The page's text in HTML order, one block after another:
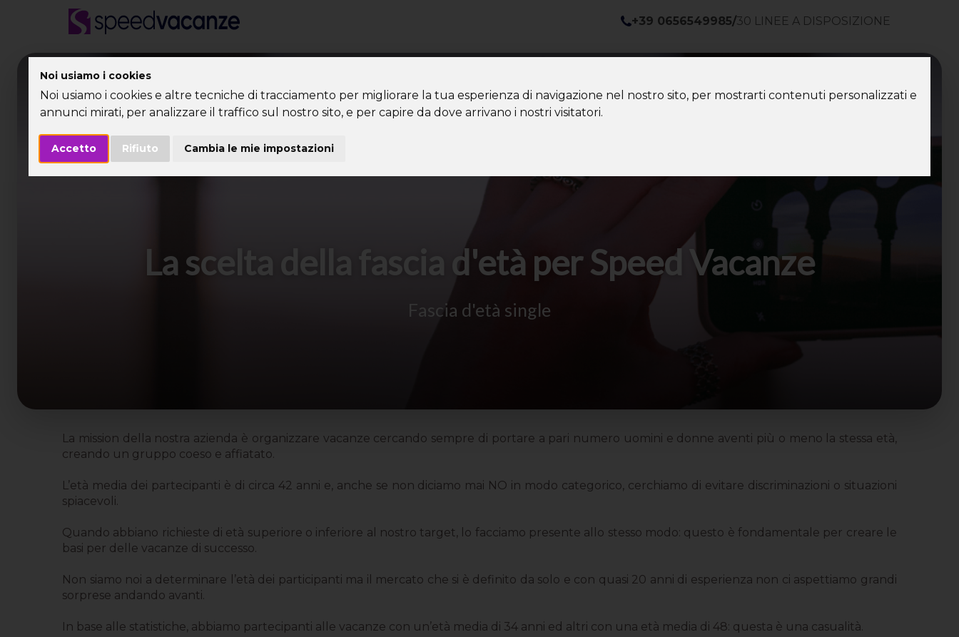
Noi usiamo i cookies
Noi usiamo i cookies e altre tecniche di tracciamento per migliorare la tua esperienza di navigazione nel nostro sito, per mostrarti contenuti personalizzati e
annunci mirati, per analizzare il traffico sul nostro sito, e per capire da dove arrivano i nostri visitatori.
Accetto Rifiuto Cambia le mie impostazioni
+39 0656549985/30 LINEE A DISPOSIZIONE
La scelta della fascia d'età per Speed Vacanze
Fascia d'età single
La mission della nostra azienda è organizzare vacanze cercando sempre di portare a pari numero uomini e donne aventi più o meno la stessa età,
creando un gruppo coeso e affiatato.
L’età media dei partecipanti è di circa 42 anni e, anche se non diciamo mai NO in modo categorico, cerchiamo di evitare discriminazioni o situazioni
spiacevoli.
Quando abbiano richieste di età superiore o inferiore al nostro target, lo facciamo presente allo stesso modo: questo è fondamentale per creare le
basi per delle vacanze di successo.
Non siamo noi a determinare l’età dei participanti ma il mercato che si è definito da solo e con quasi 20 anni di esperienza non ci aspettiamo grandi
sorprese andando avanti.
In base alle statistiche, abbiamo partecipanti alle vacanze con un’età media di 34 anni ed altri con una età media di 48: questa è una casualità.